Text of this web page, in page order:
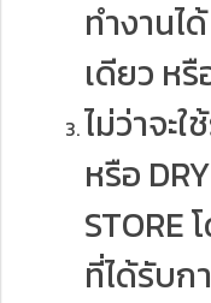
ทำงานไ
เดียว ห
ไม่ว่าจะ
หรือ
STORE
ที่ได้รับก